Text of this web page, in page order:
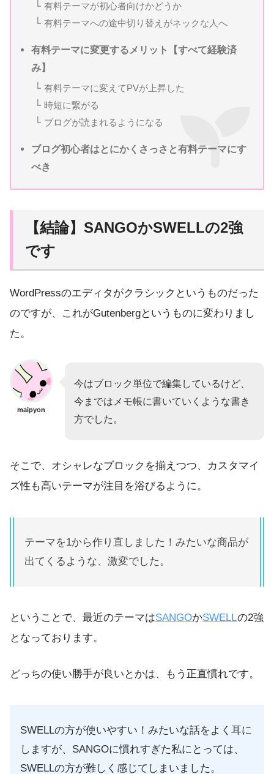
有料テーマが初心者向けかどうか
有料テーマへの途中切り替えがネックな人へ
有料テーマに変更するメリット【すべて経験済
み】
有料テーマに変えてPVが上昇した
時短に繋がる
ブログが読まれるようになる
ブログ初心者はとにかくさっさと有料テーマにす
べき
【結論】SANGOかSWELLの2強
です
WordPressのエディタがクラシックというものだった
のですが、これがGutenbergというものに変わりまし
た。
maipyon
今はブロック単位で編集しているけど、
今まではメモ帳に書いていくような書き
方でした。
そこで、オシャレなブロックを揃えつつ、カスタマイ
ズ性も高いテーマが注目を浴びるように。
テーマを1から作り直しました！みたいな商品が
出てくるような、激変でした。
ということで、最近のテーマはSANGOかSWELLの2強
となっております。
どっちの使い勝手が良いとかは、もう正直慣れです。
SWELLの方が使いやすい！みたいな話をよく耳に
しますが、SANGOに慣れすぎた私にとっては、
SWELLの方が難しく感じてしまいました。